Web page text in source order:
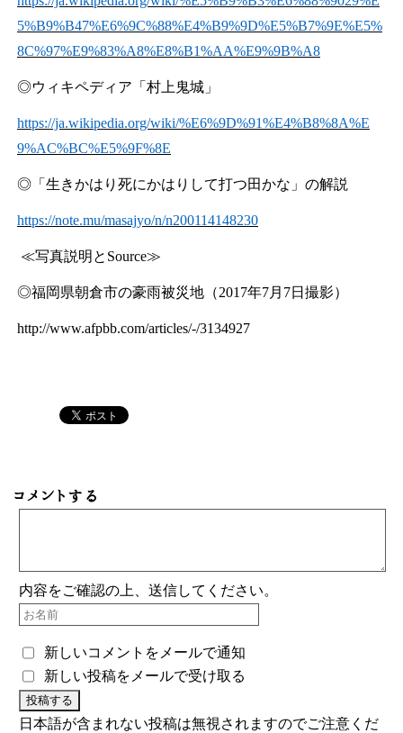
5%B9%B47%E6%9C%88%E4%B9%9D%E5%B7%9E%E5%
8C%97%E9%83%A8%E8%B1%AA%E9%9B%A8
◎ウィキペディア「村上鬼城」
https://ja.wikipedia.org/wiki/%E6%9D%91%E4%B8%8A%E
9%AC%BC%E5%9F%8E
◎「生きかはり死にかはりして打つ田かな」の解説
https://note.mu/masajyo/n/n200114148230
≪写真説明と Source≫
◎福岡県朝倉市の豪雨被災地（2017年7月 7日撮影）
http://www.afpbb.com/articles/-/3134927
コメントする
内容をご確認の上、送信してください。
新しいコメントをメールで通知
新しい投稿をメールで受け取る
日本語が含まれない投稿は無視されますのでご注意くだ